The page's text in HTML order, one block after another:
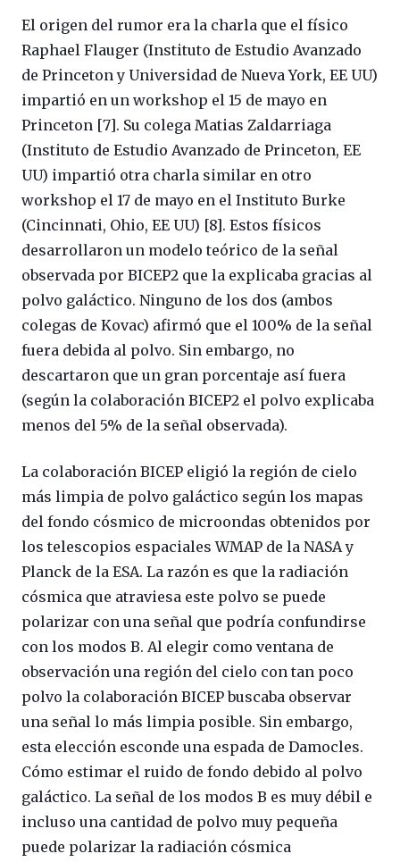
El origen del rumor era la charla que el físico
Raphael Flauger (Instituto de Estudio Avanzado
de Princeton y Universidad de Nueva York, EE UU)
impartió en un workshop el 15 de mayo en
Princeton [7]. Su colega Matias Zaldarriaga
(Instituto de Estudio Avanzado de Princeton, EE
UU) impartió otra charla similar en otro
workshop el 17 de mayo en el Instituto Burke
(Cincinnati, Ohio, EE UU) [8]. Estos físicos
desarrollaron un modelo teórico de la señal
observada por BICEP2 que la explicaba gracias al
polvo galáctico. Ninguno de los dos (ambos
colegas de Kovac) afirmó que el 100% de la señal
fuera debida al polvo. Sin embargo, no
descartaron que un gran porcentaje así fuera
(según la colaboración BICEP2 el polvo explicaba
menos del 5% de la señal observada).
La colaboración BICEP eligió la región de cielo
más limpia de polvo galáctico según los mapas
del fondo cósmico de microondas obtenidos por
los telescopios espaciales WMAP de la NASA y
Planck de la ESA. La razón es que la radiación
cósmica que atraviesa este polvo se puede
polarizar con una señal que podría confundirse
con los modos B. Al elegir como ventana de
observación una región del cielo con tan poco
polvo la colaboración BICEP buscaba observar
una señal lo más limpia posible. Sin embargo,
esta elección esconde una espada de Damocles.
Cómo estimar el ruido de fondo debido al polvo
galáctico. La señal de los modos B es muy débil e
incluso una cantidad de polvo muy pequeña
puede polarizar la radiación cósmica